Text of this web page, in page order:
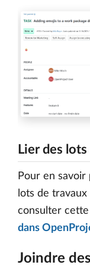
Lier des
Pour en
lots de
consulter cette
dans
Joindre